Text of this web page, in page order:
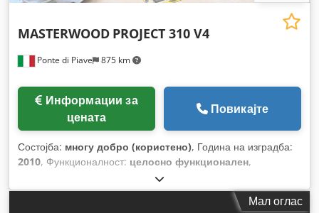
Ponte di Piave 875 km
MASTERWOOD PROJECT 310 V4
цената
Повикајте
Состојба: многу добро (користено), Година на изградба:
2010, Функционалност: целосно функционален,
Мал оглас